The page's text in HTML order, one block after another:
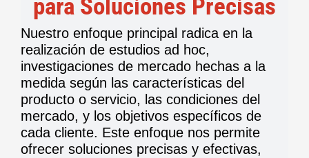
para Soluciones Precisas
Nuestro enfoque principal radica en la
realización de estudios ad hoc,
investigaciones de mercado hechas a la
medida según las características del
producto o servicio, las condiciones del
mercado, y los objetivos específicos de
cada cliente. Este enfoque nos permite
ofrecer soluciones precisas y efectivas,